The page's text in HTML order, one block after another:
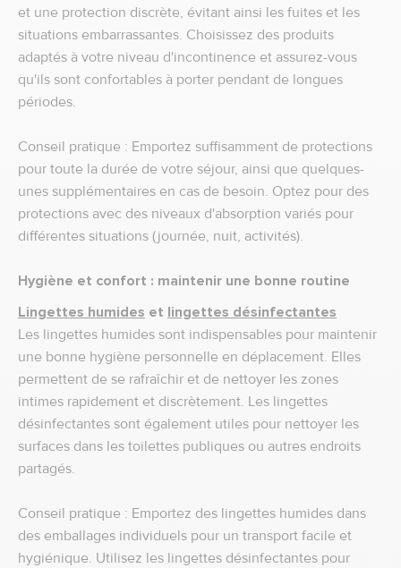
et une protection discrète, évitant ainsi les fuites et les
situations embarrassantes. Choisissez des produits
adaptés à votre niveau d'incontinence et assurez-vous
qu'ils sont confortables à porter pendant de longues
périodes.
Conseil pratique : Emportez suffisamment de protections
pour toute la durée de votre séjour, ainsi que quelques-
unes supplémentaires en cas de besoin. Optez pour des
protections avec des niveaux d'absorption variés pour
différentes situations (journée, nuit, activités).
Hygiène et confort : maintenir une bonne routine
Lingettes humides et lingettes désinfectantes
Les lingettes humides sont indispensables pour maintenir
une bonne hygiène personnelle en déplacement. Elles
permettent de se rafraîchir et de nettoyer les zones
intimes rapidement et discrètement. Les lingettes
désinfectantes sont également utiles pour nettoyer les
surfaces dans les toilettes publiques ou autres endroits
partagés.
Conseil pratique : Emportez des lingettes humides dans
des emballages individuels pour un transport facile et
hygiénique. Utilisez les lingettes désinfectantes pour